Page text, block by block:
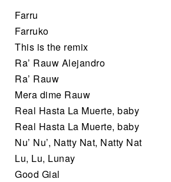
Farru
Farruko
This is the remix
Ra’ Rauw Alejandro
Ra’ Rauw
Mera dime Rauw
Real Hasta La Muerte, baby
Real Hasta La Muerte, baby
Nu’ Nu’, Natty Nat, Natty Nat
Lu, Lu, Lunay
Good Gial